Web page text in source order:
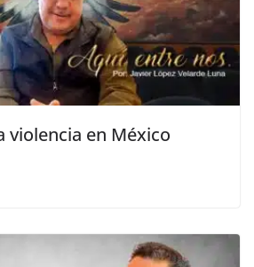
violencia en México